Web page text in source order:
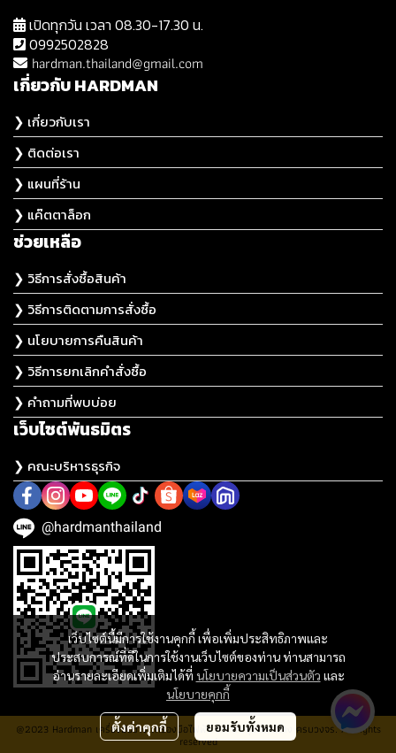
เว็บไซต์นี้มีการใช้งานคุกกี้ เพื่อเพิ่มประสิทธิภาพและ
ประสบการณ์ที่ดีในการใช้งานเว็บไซต์ของท่าน ท่านสามารถ
อ่านรายละเอียดเพิ่มเติมได้ที่ นโยบายความเป็นส่วนตัว และ
นโยบายคุกกี้
ตั้งค่าคุกกี้ ยอมรับทั้งหมด
เปิดทุกวัน เวลา 08.30-17.30 น.
0992502828
hardman.thailand@gmail.com
เกี่ยวกับ HARDMAN
❯ เกี่ยวกับเรา
❯ ติดต่อเรา
❯ แผนที่ร้าน
❯ แค๊ตตาล็อก
ช่วยเหลือ
❯ วิธีการสั่งซื้อสินค้า
❯ วิธีการติดตามการสั่งซื้อ
❯ นโยบายการคืนสินค้า
❯ วิธีการยกเลิกคำสั่งซื้อ
❯ คำถามที่พบบ่อย
เว็บไซต์พันธมิตร
❯ คณะบริหารธุรกิจ
@hardmanthailand
@2023 Hardman เครื่องมือช่าง เครื่องมือไฟฟ้า ประปา อุปกรณ์ช่าง ครบวงจร. All rights
reserved